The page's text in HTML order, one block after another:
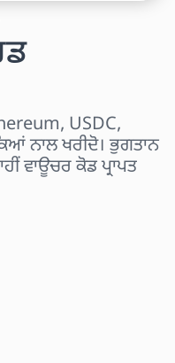
USDC,
ਨਾਲ ਖਰੀਦੋ। ਭੁਗਤਾਨ
ਵਾਊਚਰ ਕੋਡ ਪ੍ਰਾਪਤ